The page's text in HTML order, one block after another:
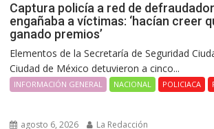
Captura policía a red de
engañaba a víctimas: ‘hacían creer
ganado premios’
Elementos de la Secretaría de Seguridad
Ciudad de México detuvieron a cinco...
INFORMACIÓN GENERAL NACIONAL POLICIACA
agosto 6, 2026 La Redacción